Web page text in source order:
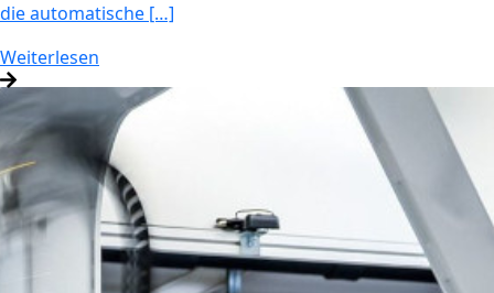
die automatische […]
Weiterlesen